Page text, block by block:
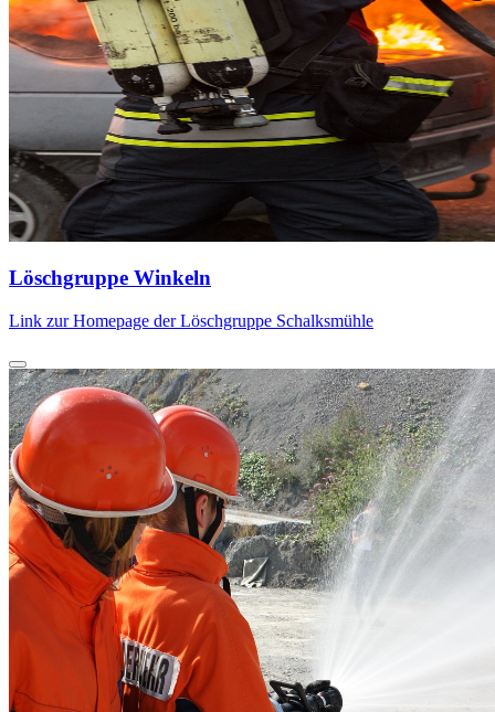
Löschgruppe Winkeln
Link zur Homepage der Löschgruppe Schalksmühle